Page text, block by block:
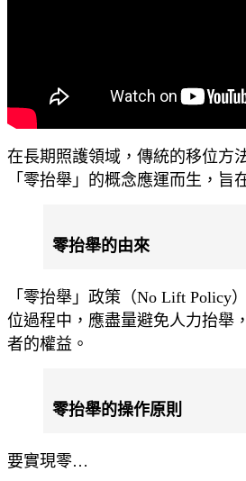
在長期照護領域，傳統的移位方
「零抬舉」的概念應運而生，
零抬舉的由來
「零抬舉」政策（No Lift
位過程中，應盡量避免人力抬舉
者的權益。
零抬舉的操作原則
要實現零…